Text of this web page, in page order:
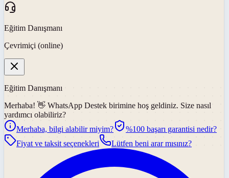
Eğitim Danışmanı
Çevrimiçi (online)
Eğitim Danışmanı
Merhaba! 👋 WhatsApp Destek birimine hoş geldiniz. Size nasıl
yardımcı olabiliriz?
Merhaba, bilgi alabilir miyim?
%100 başarı garantisi nedir?
Fiyat ve taksit seçenekleri
Lütfen beni arar mısınız?